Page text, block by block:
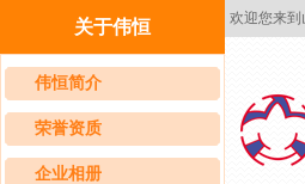
欢迎您来到
关于伟恒
伟恒简介
荣誉资质
企业相册